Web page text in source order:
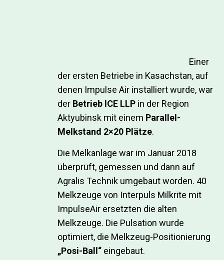
Einer
der ersten Betriebe in Kasachstan, auf
denen Impulse Air installiert wurde, war
der Betrieb ICE LLP in der Region
Aktyubinsk mit einem Parallel-
Melkstand 2×20 Plätze.
Die Melkanlage war im Januar 2018
überprüft, gemessen und dann auf
Agralis Technik umgebaut worden. 40
Melkzeuge von Interpuls Milkrite mit
ImpulseAir ersetzten die alten
Melkzeuge. Die Pulsation wurde
optimiert, die Melkzeug-Positionierung
„Posi-Ball“ eingebaut.